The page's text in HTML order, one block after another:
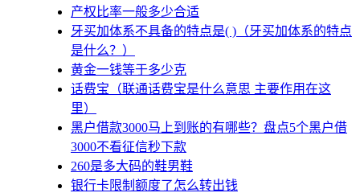
产权比率一般多少合适
牙买加体系不具备的特点是( )（牙买加体系的特点
是什么？）
黄金一钱等于多少克
话费宝（联通话费宝是什么意思 主要作用在这
里）
黑户借款3000马上到账的有哪些？盘点5个黑户借
3000不看征信秒下款
260是多大码的鞋男鞋
银行卡限制额度了怎么转出钱